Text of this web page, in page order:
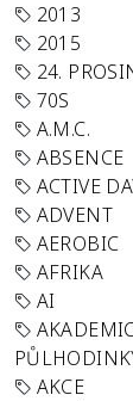
2013
2015
24.
70S
A.M.C.
ABSENCE
ACTIVE
ADVENT
AEROBIC
AFRIKA
AI
AKCE